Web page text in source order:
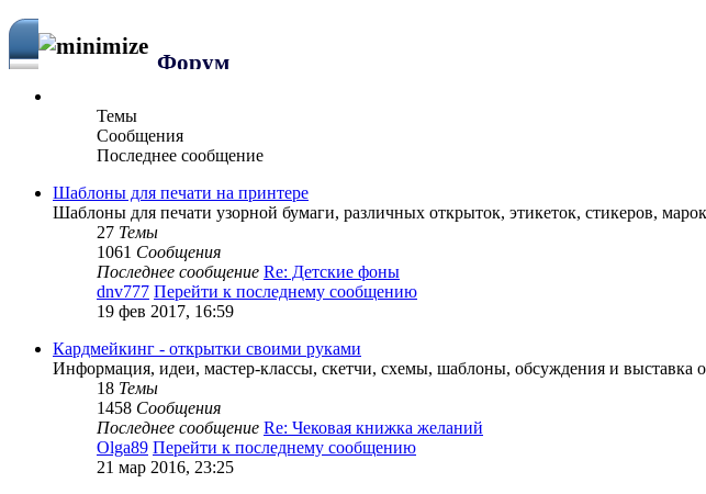
Форум
Темы
Сообщения
Последнее сообщение
Шаблоны для печати на принтере
Шаблоны для печати узорной бумаги, различных открыток, этикеток, стикеров,
27 Темы
1061 Сообщения
Последнее сообщение Re: Детские фоны
dnv777 Перейти к последнему сообщению
19 фев 2017, 16:59
Кардмейкинг - открытки своими руками
Информация, идеи, мастер-классы, скетчи, схемы, шаблоны, обсуждения и выставка
18 Темы
1458 Сообщения
Последнее сообщение Re: Чековая книжка желаний
Olga89 Перейти к последнему сообщению
21 мар 2016, 23:25